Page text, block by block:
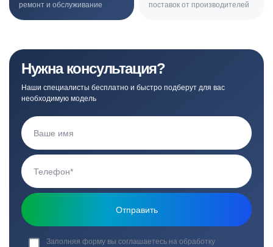
ремонт и обслуживание
поставок от производителей
Нужна консультация?
Наши специалисты бесплатно и быстро подберут для вас
необходимую модель
Заполняя форму вы соглашаетесь на обработку